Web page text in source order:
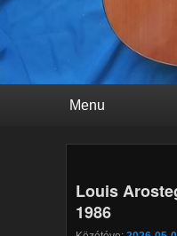
Louis
1986